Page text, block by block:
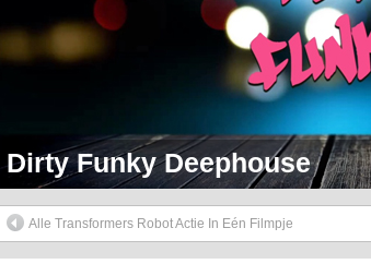
Dirty Funky 90's Hip Hop
Alle Transformers Robot Actie In Eén Filmpje